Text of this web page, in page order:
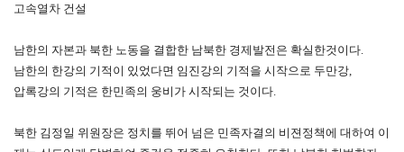
고속열차 건설
남한의 자본과 북한 노동을 결합한 남북한 경제발전은 확실한것이다.
남한의 한강의 기적이 있었다면 임진강의 기적을 시작으로 두만강,
압록강의 기적은 한민족의 웅비가 시작되는 것이다.
북한 김정일 위원장은 정치를 뛰어 넘은 민족자결의 비젼정책에 대하여 이